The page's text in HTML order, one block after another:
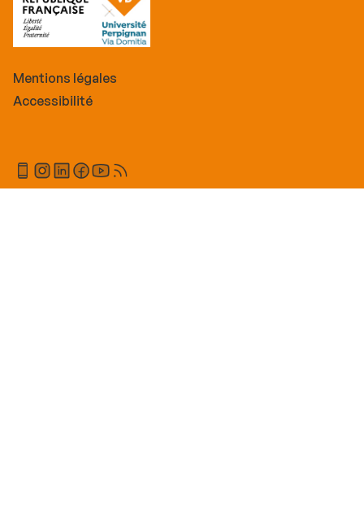
Mentions légales
Accessibilité